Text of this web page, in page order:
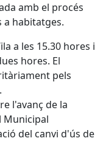
amb el procés
a habitatges.
a les 15.30 hores i
hores. El
pels
l'avanç de la
Municipal
del canvi d'ús de